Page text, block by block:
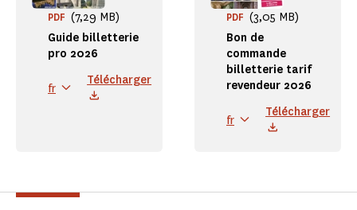
Guide billetterie
pro 2026
PDF (7,29 MB)
fr
Télécharger
Bon de
commande
billetterie tarif
revendeur 2026
PDF (3,05 MB)
fr
Télécharger